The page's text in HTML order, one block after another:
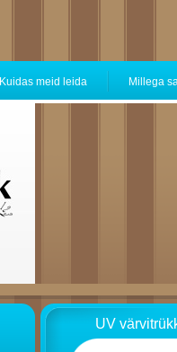
Kuidas meid leida Millega
UV